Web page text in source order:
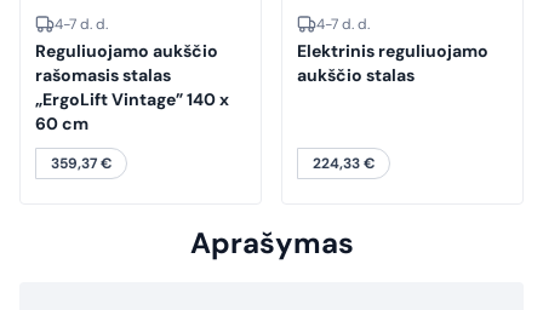
4-7 d. d.
Reguliuojamo aukščio
rašomasis stalas
„ErgoLift Vintage” 140 x
60 cm
359,37€
4-7 d. d.
Elektrinis reguliuojamo
aukščio stalas
224,33€
Aprašymas